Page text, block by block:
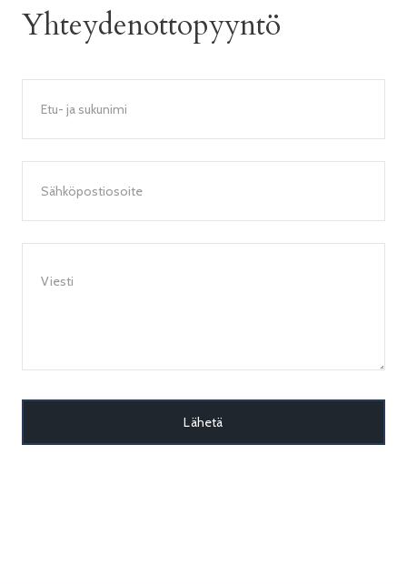
Yhteydenottopyyntö